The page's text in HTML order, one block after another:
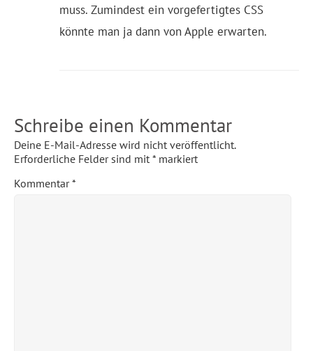
muss. Zumindest ein vorgefertigtes CSS
könnte man ja dann von Apple erwarten.
Schreibe einen Kommentar
Deine E-Mail-Adresse wird nicht veröffentlicht.
Erforderliche Felder sind mit * markiert
Kommentar*